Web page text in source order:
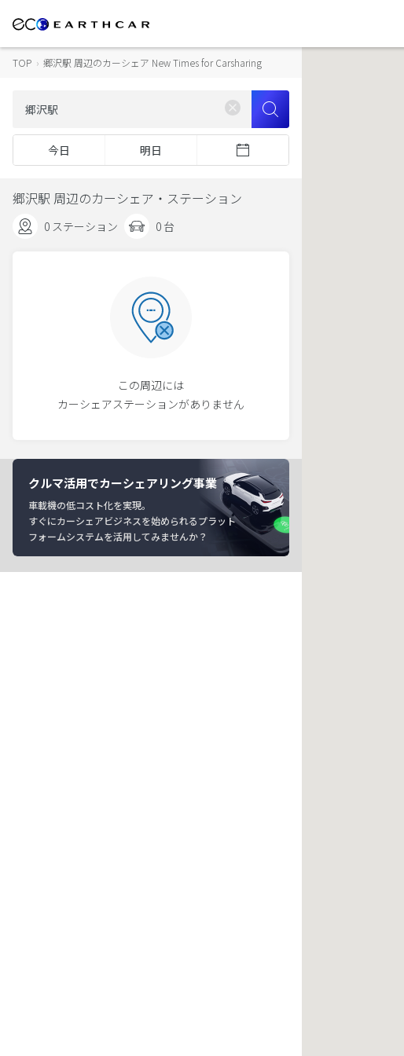
TOP › 郷沢駅 周辺のカーシェア New Times for Carsharing
今日 明日
郷沢駅 周辺のカーシェア・ステーション
0 ステーション 0 台
この周辺には
カーシェアステーションがありません
クルマ活用でカーシェアリング事業
車載機の低コスト化を実現。
すぐにカーシェアビジネスを始められるプラット
フォームシステムを活用してみませんか？